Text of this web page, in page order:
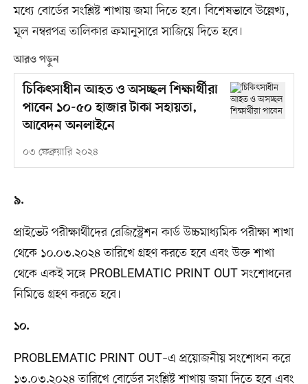
মধ্যে বোর্ডের সংশ্লিষ্ট শাখায় জমা দিতে হবে। বিশেষভাবে উল্লেখ্য,
মূল নম্বরপত্র তালিকার ক্রমানুসারে সাজিয়ে দিতে হবে।
আরও পড়ুন
চিকিৎসাধীন আহত ও অসচ্ছল শিক্ষার্থীরা
পাবেন ১০-৫০ হাজার টাকা সহায়তা,
আবেদন অনলাইনে
০৩ ফেব্রুয়ারি ২০২৪
৯.
প্রাইভেট পরীক্ষার্থীদের রেজিস্ট্রেশন কার্ড উচ্চমাধ্যমিক পরীক্ষা শাখা
থেকে ১০.০৩.২০২৪ তারিখে গ্রহণ করতে হবে এবং উক্ত শাখা
থেকে একই সঙ্গে PROBLEMATIC PRINT OUT সংশোধনের
নিমিত্তে গ্রহণ করতে হবে।
১০.
PROBLEMATIC PRINT OUT–এ প্রয়োজনীয় সংশোধন করে
১৩.০৩.২০২৪ তারিখে বোর্ডের সংশ্লিষ্ট শাখায় জমা দিতে হবে এবং